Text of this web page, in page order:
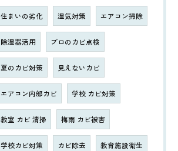
住まいの劣化 湿気対策 エアコン掃除
除湿器活用 プロのカビ点検
夏のカビ対策 見えないカビ
エアコン内部カビ 学校 カビ対策
教室 カビ 清掃 梅雨 カビ被害
学校カビ対策 カビ除去 教育施設衛生